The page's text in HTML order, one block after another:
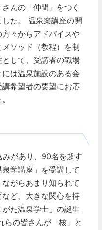
んの「仲間」をつく
た。
温泉楽講座の開
々からアドバイスや
ソッド（教程）を制
して、受講者の職場
は温泉施設のある会
希望者の要望にお応
があり、90名を超す
学講座」を受講して
がらあまり知られて
ど、大きな関心を持
た温泉学士」の誕生
らの皆さんが「核」と